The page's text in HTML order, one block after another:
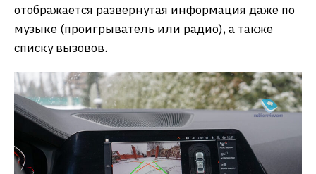
отображается развернутая информация даже по
музыке (проигрыватель или радио), а также
списку вызовов.